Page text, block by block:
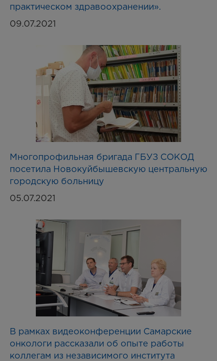
практическом здравоохранении».
09.07.2021
Многопрофильная бригада ГБУЗ СОКОД
посетила Новокуйбышевскую центральную
городскую больницу
05.07.2021
В рамках видеоконференции Самарские
онкологи рассказали об опыте работы
коллегам из независимого института